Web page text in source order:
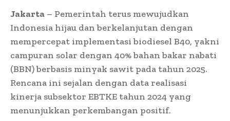
Jakarta – Pemerintah terus mewujudkan
Indonesia hijau dan berkelanjutan dengan
mempercepat implementasi biodiesel B40, yakni
campuran solar dengan 40% bahan bakar nabati
(BBN) berbasis minyak sawit pada tahun 2025.
Rencana ini sejalan dengan data realisasi
kinerja subsektor EBTKE tahun 2024 yang
menunjukkan perkembangan positif.